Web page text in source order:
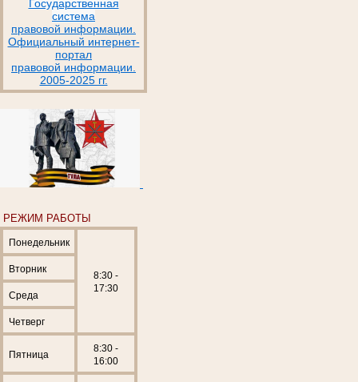
Государственная
система
правовой информации.
Официальный интернет-
портал
правовой информации.
2005-2025 гг.
РЕЖИМ РАБОТЫ
Понедельник
8:30 -
17:30
Вторник
Среда
Четверг
Пятница
8:30 -
16:00